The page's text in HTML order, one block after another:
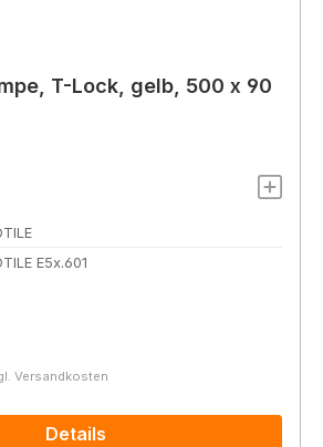
T-Lock, gelb, 500 x 90
E5x.601
Versandkosten
Details